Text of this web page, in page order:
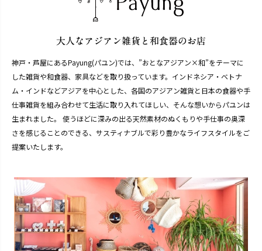
神戸・芦屋にあるPayung(パユン)では、”おとなアジアン×和”をテーマに
した雑貨や和食器、家具などを取り扱っています。インドネシア・ベトナ
ム・インドなどアジアを中心とした、各国のアジアン雑貨と日本の食器や手
仕事雑貨を組み合わせて生活に取り入れてほしい、そんな想いからパユンは
生まれました。 使うほどに深みの出る天然素材のぬくもりや手仕事の奥深
さを感じることのできる、サスティナブルで彩り豊かなライフスタイルをご
提案いたします。